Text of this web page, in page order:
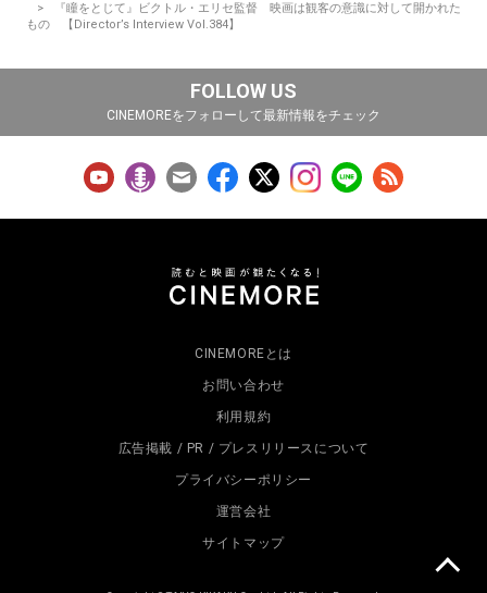
『瞳をとじて』ビクトル・エリセ監督 映画は観客の意識に対して開かれた
もの 【Director’s Interview Vol.384】
FOLLOW US
CINEMOREをフォローして最新情報をチェック
CINEMOREとは
お問い合わせ
利用規約
広告掲載 / PR / プレスリリースについて
プライバシーポリシー
運営会社
サイトマップ